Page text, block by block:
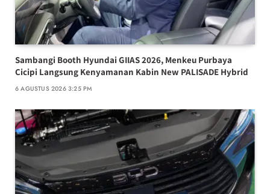
Sambangi Booth Hyundai GIIAS 2026, Menkeu Purbaya
Cicipi Langsung Kenyamanan Kabin New PALISADE Hybrid
6 AGUSTUS 2026 3:25 PM